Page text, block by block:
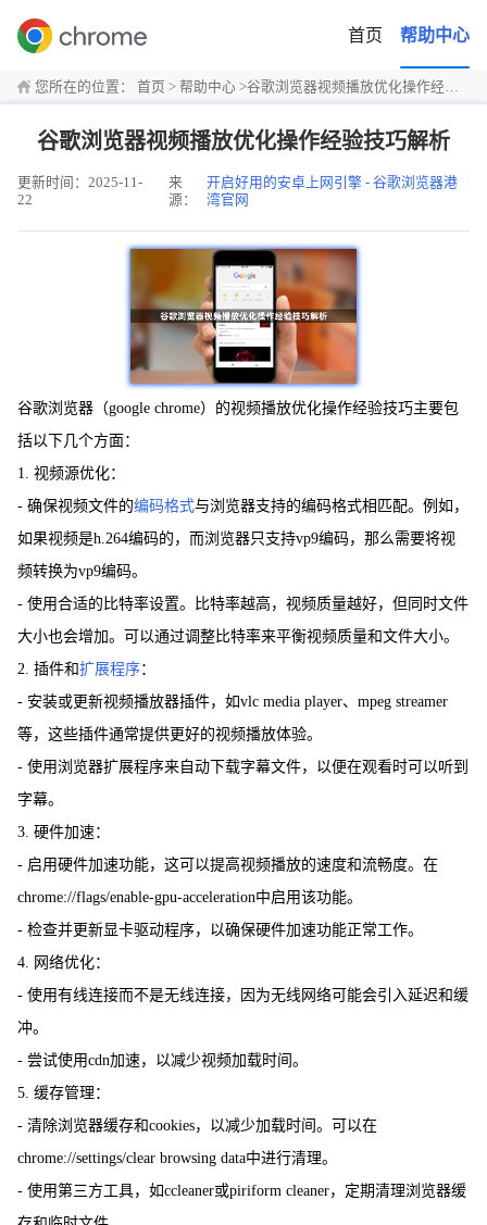
首页 帮助中心
您所在的位置： 首页 > 帮助中心 >谷歌浏览器视频播放优化操作经验技巧解析
谷歌浏览器视频播放优化操作经验技巧解析
更新时间：2025-11-
22
来
源：
开启好用的安卓上网引擎 - 谷歌浏览器港
湾官网
谷歌浏览器（google chrome）的视频播放优化操作经验技巧主要包
括以下几个方面：
1. 视频源优化：
- 确保视频文件的编码格式与浏览器支持的编码格式相匹配。例如，
如果视频是h.264编码的，而浏览器只支持vp9编码，那么需要将视
频转换为vp9编码。
- 使用合适的比特率设置。比特率越高，视频质量越好，但同时文件
大小也会增加。可以通过调整比特率来平衡视频质量和文件大小。
2. 插件和扩展程序：
- 安装或更新视频播放器插件，如vlc media player、mpeg streamer
等，这些插件通常提供更好的视频播放体验。
- 使用浏览器扩展程序来自动下载字幕文件，以便在观看时可以听到
字幕。
3. 硬件加速：
- 启用硬件加速功能，这可以提高视频播放的速度和流畅度。在
chrome://flags/enable-gpu-acceleration中启用该功能。
- 检查并更新显卡驱动程序，以确保硬件加速功能正常工作。
4. 网络优化：
- 使用有线连接而不是无线连接，因为无线网络可能会引入延迟和缓
冲。
- 尝试使用cdn加速，以减少视频加载时间。
5. 缓存管理：
- 清除浏览器缓存和cookies，以减少加载时间。可以在
chrome://settings/clear browsing data中进行清理。
- 使用第三方工具，如ccleaner或piriform cleaner，定期清理浏览器缓